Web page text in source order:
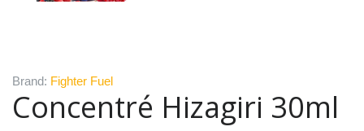
Brand: Fighter Fuel
Concentré Hizagiri 30ml